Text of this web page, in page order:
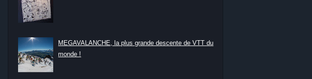
MEGAVALANCHE, la plus grande descente de VTT du
monde !